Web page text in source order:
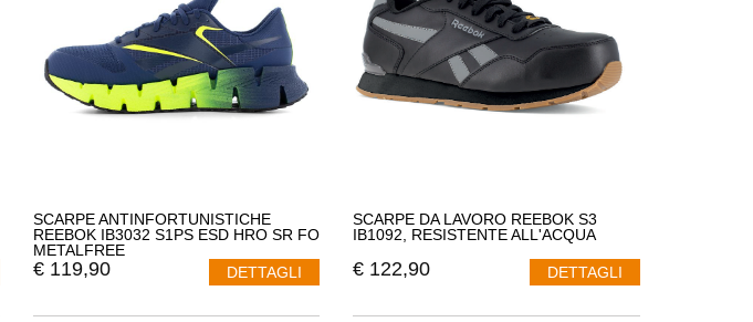
SCARPE ANTINFORTUNISTICHE
REEBOK IB3032 S1PS ESD HRO SR FO
METALFREE
€ 119,90 DETTAGLI
SCARPE DA LAVORO REEBOK S3
IB1092, RESISTENTE ALL'ACQUA
€ 122,90 DETTAGLI